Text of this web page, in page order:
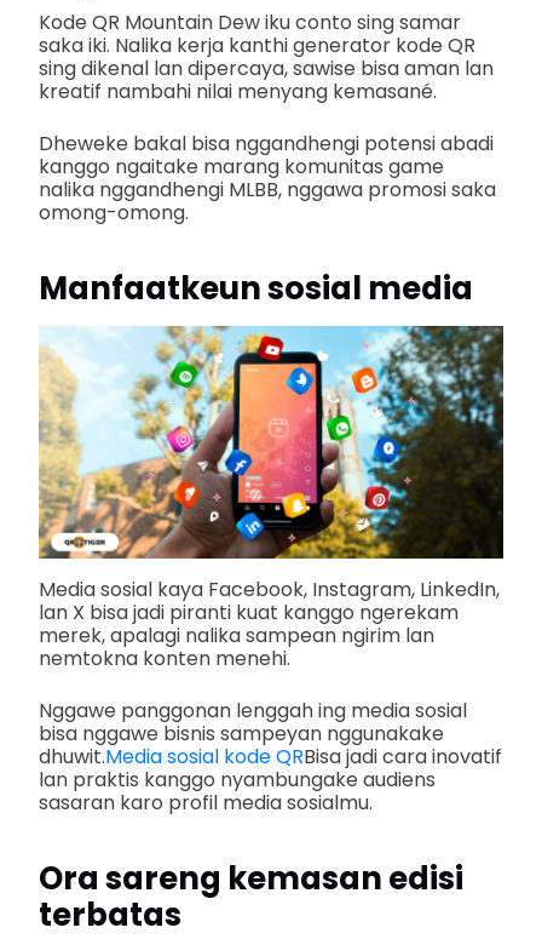
Kode QR Mountain Dew iku conto sing samar
saka iki. Nalika kerja kanthi generator kode QR
sing dikenal lan dipercaya, sawise bisa aman lan
kreatif nambahi nilai menyang kemasané.
Dheweke bakal bisa nggandhengi potensi abadi
kanggo ngaitake marang komunitas game
nalika nggandhengi MLBB, nggawa promosi saka
omong-omong.
Manfaatkeun sosial media
Media sosial kaya Facebook, Instagram, LinkedIn,
lan X bisa jadi piranti kuat kanggo ngerekam
merek, apalagi nalika sampean ngirim lan
nemtokna konten menehi.
Nggawe panggonan lenggah ing media sosial
bisa nggawe bisnis sampeyan nggunakake
dhuwit.Media sosial kode QRBisa jadi cara inovatif
lan praktis kanggo nyambungake audiens
sasaran karo profil media sosialmu.
Ora sareng kemasan edisi
terbatas